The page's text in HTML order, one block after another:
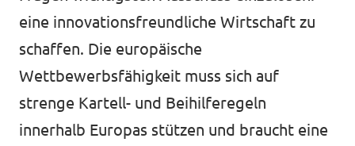
eine innovationsfreundliche Wirtschaft zu
schaffen. Die europäische
Wettbewerbsfähigkeit muss sich auf
strenge Kartell- und Beihilferegeln
innerhalb Europas stützen und braucht eine